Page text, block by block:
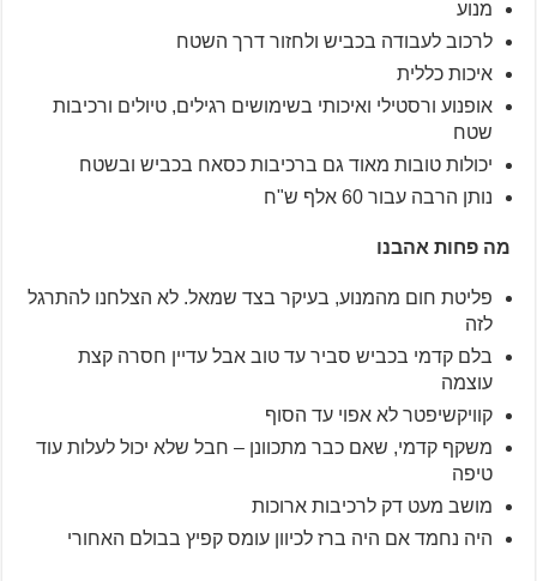
מנוע
לרכוב לעבודה בכביש ולחזור דרך השטח
איכות כללית
אופנוע ורסטילי ואיכותי בשימושים רגילים, טיולים ורכיבות
שטח
יכולות טובות מאוד גם ברכיבות כסאח בכביש ובשטח
נותן הרבה עבור 60 אלף ש"ח
מה פחות אהבנו
פליטת חום מהמנוע, בעיקר בצד שמאל. לא הצלחנו להתרגל
לזה
בלם קדמי בכביש סביר עד טוב אבל עדיין חסרה קצת
עוצמה
קוויקשיפטר לא אפוי עד הסוף
משקף קדמי, שאם כבר מתכוונן – חבל שלא יכול לעלות עוד
טיפה
מושב מעט דק לרכיבות ארוכות
היה נחמד אם היה ברז לכיוון עומס קפיץ בבולם האחורי